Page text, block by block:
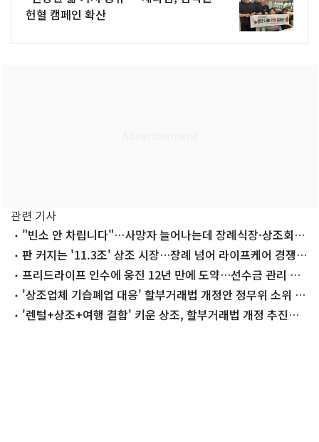
헌혈 캠페인 확산
관련 기사
"빈소 안 차립니다"…사망자 늘어나는데 장례식장·상조회사
줄폐업
판 커지는 '11.3조' 상조 시장…장례 넘어 라이프케어 경쟁 초
접전프리드라이프 인수에 웅진 12년 만에 도약…선수금 관리 변
수 '상조업체 기습폐업 대응' 할부거래법 개정안 정무위 소위 통
과 '렌털+상조+여행 결합' 키운 상조, 할부거래법 개정 추진에